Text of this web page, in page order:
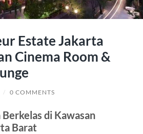
Estate Jakarta
Cinema Room &
/ 0 COMMENTS
di Kawasan
Barat